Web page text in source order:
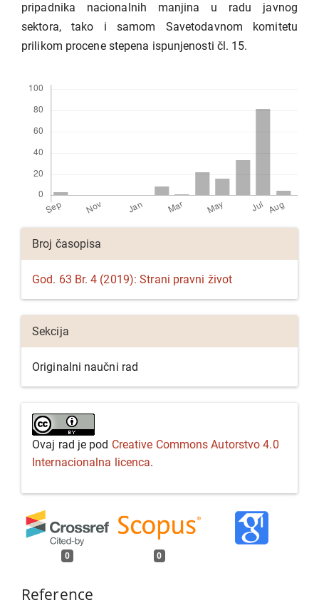
pripadnika nacionalnih manjina u radu javnog
sektora, tako i samom Savetodavnom komitetu
prilikom procene stepena ispunjenosti čl. 15.
Detalji
članka
Broj časopisa
God. 63 Br. 4 (2019): Strani pravni život
Sekcija
Originalni naučni rad
Ovaj rad je pod Creative Commons Autorstvo 4.0
Internacionalna licenca.
0 0
Reference